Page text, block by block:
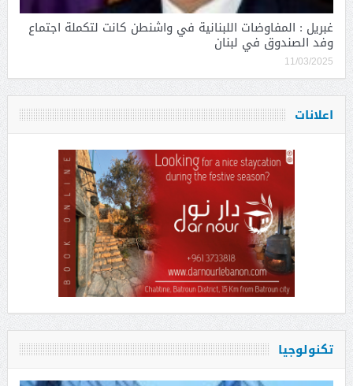
غبريل : المفاوضات اللبنانية في واشنطن كانت لتكملة اجتماع
وفد الصندوق في لبنان
11/03/2025
اعلانات
تكنولوجيا